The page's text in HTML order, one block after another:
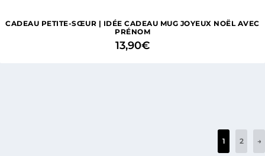
CADEAU PETITE-SŒUR | IDÉE CADEAU MUG JOYEUX NOËL AVEC
PRÉNOM
13,90€
1 2 →